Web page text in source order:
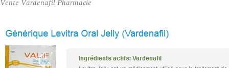
Vente Vardenafil Pharmacie